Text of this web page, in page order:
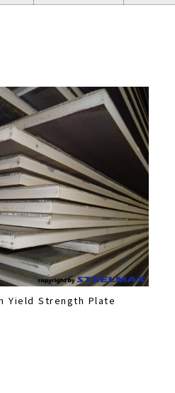
Yield Strength Plate